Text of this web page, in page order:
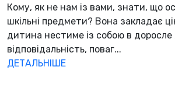
Кому, як не нам із вами, знати, що
шкільні предмети? Вона закладає
дитина нестиме із собою в
відповідальність, поваг...
ДЕТАЛЬНІШЕ